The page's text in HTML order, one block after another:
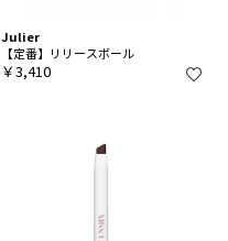
Julier
【定番】リリースボール
￥3,410